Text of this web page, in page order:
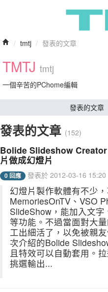
/ tmtj / 發表的文章
TMTJ tmtj
一個辛苦的PChome編輯
發表的文章
發表的文章 (152)
Bolide Slideshow Creator
片做成幻燈片
0 回應 發表於 2012-03-16 15:20
幻燈片製作軟體有不少
MemoriesOnTV、VSO
SlideShow，能加入文
等功能。不過當面對大
工出細活了，以免被親
次介紹的Bolide
且特效可以自動套用。
挑選輸出...